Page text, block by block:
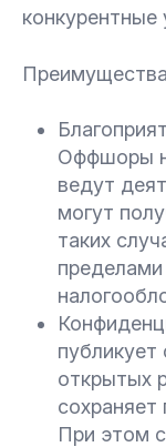
конкурентные
Оффшоры
ведут
могут
таких
публикует
открытых
сохраняет
При этом